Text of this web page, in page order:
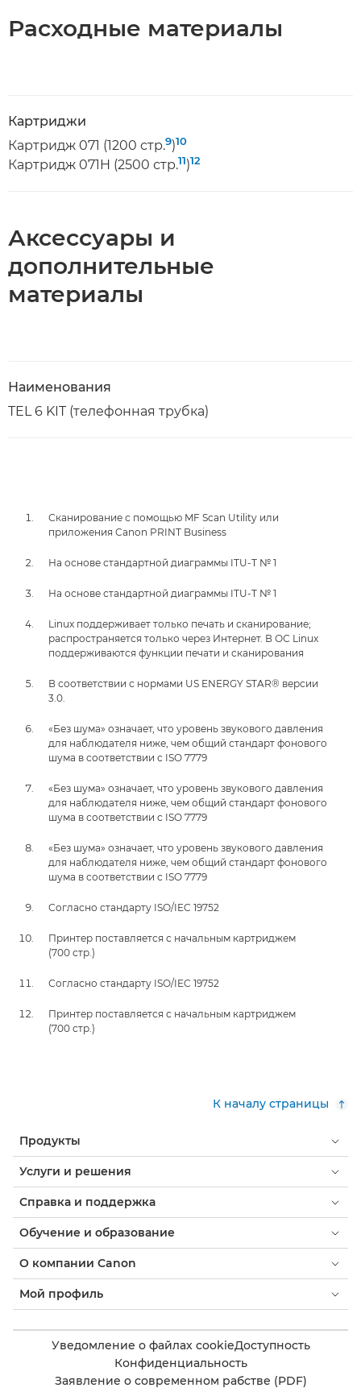
Расходные материалы
Картриджи
Картридж 071 (1200 стр.9)10
Картридж 071H (2500 стр.11)12
Аксессуары и
дополнительные
материалы
Наименования
TEL 6 KIT (телефонная трубка)
Сканирование с помощью MF Scan Utility или
приложения Canon PRINT Business
На основе стандартной диаграммы ITU-T № 1
На основе стандартной диаграммы ITU-T № 1
Linux поддерживает только печать и сканирование;
распространяется только через Интернет. В ОС Linux
поддерживаются функции печати и сканирования
В соответствии с нормами US ENERGY STAR® версии
3.0.
«Без шума» означает, что уровень звукового давления
для наблюдателя ниже, чем общий стандарт фонового
шума в соответствии с ISO 7779
«Без шума» означает, что уровень звукового давления
для наблюдателя ниже, чем общий стандарт фонового
шума в соответствии с ISO 7779
«Без шума» означает, что уровень звукового давления
для наблюдателя ниже, чем общий стандарт фонового
шума в соответствии с ISO 7779
Согласно стандарту ISO/IEC 19752
Принтер поставляется с начальным картриджем
(700 стр.)
Согласно стандарту ISO/IEC 19752
Принтер поставляется с начальным картриджем
(700 стр.)
К началу страницы
Продукты
Услуги и решения
Справка и поддержка
Обучение и образование
О компании Canon
Мой профиль
Уведомление о файлах cookieДоступность
Конфиденциальность
Заявление о современном рабстве (PDF)